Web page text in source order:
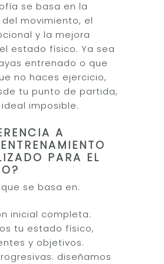
se basa en la
movimiento, el
y la mejora
estado físico. Ya sea
entrenado o que
no haces ejercicio,
tu punto de partida,
imposible.
A
PARA EL
se basa en:
inicial completa:
tu estado físico,
y objetivos.
diseñamos